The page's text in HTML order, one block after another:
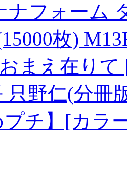
ナフォーム
枚)
まえ在りて
只野仁(分冊
プチ】[カラ